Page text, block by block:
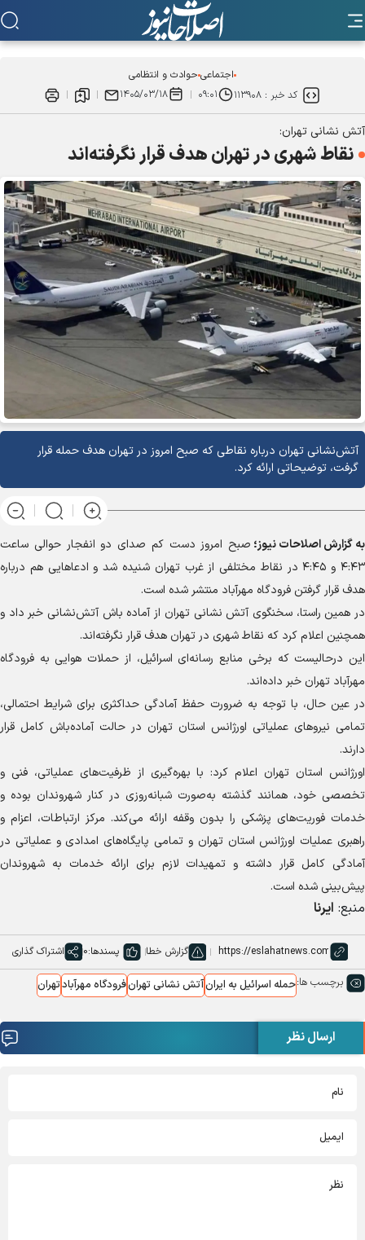
اجتماعی حوادث و انتظامی
کد خبر :۱۱۳۹۰۸ ۰۹:۰۱ ۱۴۰۵/۰۳/۱۸
آتش نشانی تهران:
نقاط شهری در تهران هدف قرار نگرفته‌اند
آتش‌نشانی تهران درباره نقاطی که صبح امروز در تهران هدف حمله قرار
گرفت، توضیحاتی ارائه کرد.
به گزارشاصلاحات نیوز؛ صبح امروز دست کم صدای دو انفجار حوالی ساعت
۴:۴۳ و ۴:۴۵ در نقاط مختلفی از غرب تهران شنیده شد و ادعاهایی هم درباره
هدف قرار گرفتن فرودگاه مهرآباد منتشر شده است.
در همین راستا، سخنگوی آتش نشانی تهران از آماده باش آتش‌نشانی خبر داد و
همچنین اعلام کرد که نقاط شهری در تهران هدف قرار نگرفته‌اند.
این درحالیست که برخی منابع رسانه‌ای اسرائیل، از حملات هوایی به فرودگاه
مهرآباد تهران خبر داده‌اند.
در عین حال، با توجه به ضرورت حفظ آمادگی حداکثری برای شرایط احتمالی،
تمامی نیروهای عملیاتی اورژانس استان تهران در حالت آماده‌باش کامل قرار
دارند.
اورژانس استان تهران اعلام کرد: با بهره‌گیری از ظرفیت‌های عملیاتی، فنی و
تخصصی خود، همانند گذشته به‌صورت شبانه‌روزی در کنار شهروندان بوده و
خدمات فوریت‌های پزشکی را بدون وقفه ارائه می‌کند. مرکز ارتباطات، اعزام و
راهبری عملیات اورژانس استان تهران و تمامی پایگاه‌های امدادی و عملیاتی در
آمادگی کامل قرار داشته و تمهیدات لازم برای ارائه خدمات به شهروندان
پیش‌بینی شده است.
منبع: ایرنا
گزارش خطا پسندها:0 اشتراک گذاری
برچسب ها:حمله اسرائیل به ایرانآتش نشانی تهرانفرودگاه مهرآبادتهران
ارسال نظر